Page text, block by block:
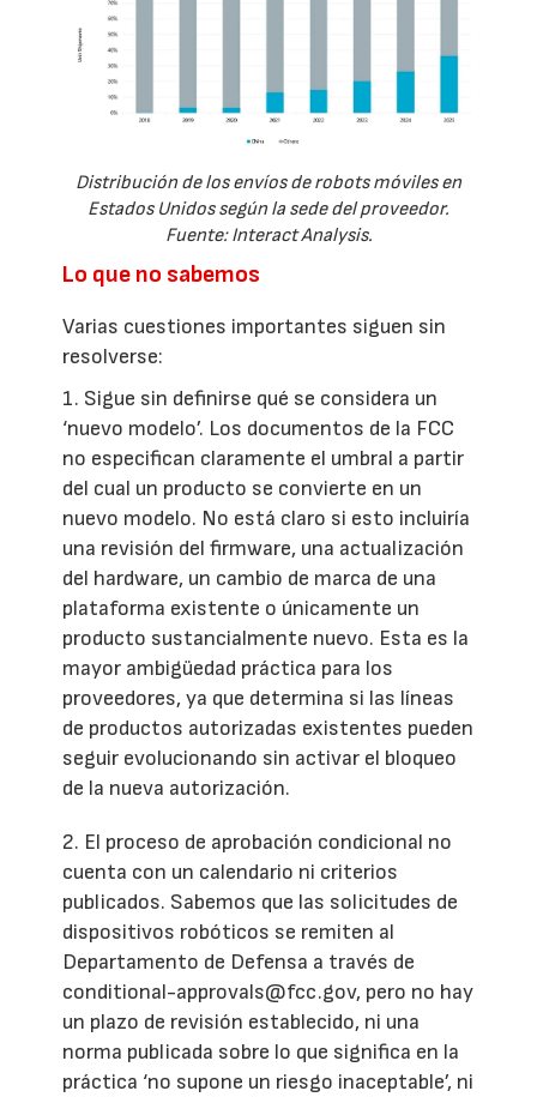
Distribución de los envíos de robots móviles en
Estados Unidos según la sede del proveedor.
Fuente: Interact Analysis.
Lo que no sabemos
Varias cuestiones importantes siguen sin
resolverse:
1. Sigue sin definirse qué se considera un
‘nuevo modelo’. Los documentos de la FCC
no especifican claramente el umbral a partir
del cual un producto se convierte en un
nuevo modelo. No está claro si esto incluiría
una revisión del firmware, una actualización
del hardware, un cambio de marca de una
plataforma existente o únicamente un
producto sustancialmente nuevo. Esta es la
mayor ambigüedad práctica para los
proveedores, ya que determina si las líneas
de productos autorizadas existentes pueden
seguir evolucionando sin activar el bloqueo
de la nueva autorización.
2. El proceso de aprobación condicional no
cuenta con un calendario ni criterios
publicados. Sabemos que las solicitudes de
dispositivos robóticos se remiten al
Departamento de Defensa a través de
conditional-approvals@fcc.gov, pero no hay
un plazo de revisión establecido, ni una
norma publicada sobre lo que significa en la
práctica ‘no supone un riesgo inaceptable’, ni